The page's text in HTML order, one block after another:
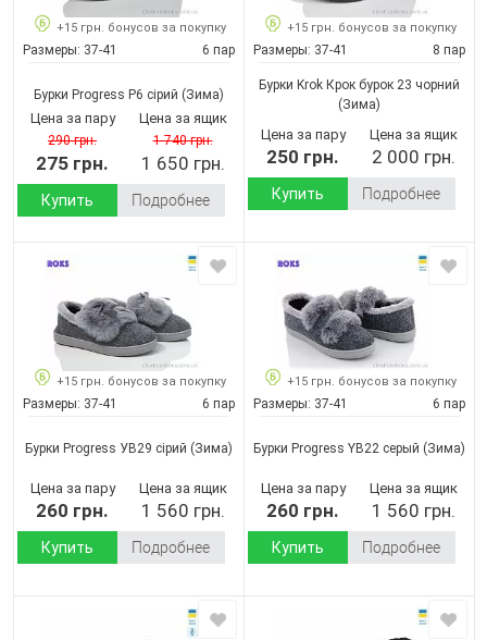
+15 грн. бонусов за покупку
Размеры: 37-41 6 пар
Бурки Progress P6 сірий (Зима)
Цена за пару
290 грн.
275 грн.
Цена за ящик
1 740 грн.
1 650 грн.
Купить Подробнее
+15 грн. бонусов за покупку
Размеры: 37-41 8 пар
Бурки Krok Крок бурок 23 чорний
(Зима)
Цена за пару
250 грн.
Цена за ящик
2 000 грн.
Купить Подробнее
+15 грн. бонусов за покупку
Размеры: 37-41 6 пар
Бурки Progress УВ29 сірий (Зима)
Цена за пару
260 грн.
Цена за ящик
1 560 грн.
Купить Подробнее
+15 грн. бонусов за покупку
Размеры: 37-41 6 пар
Бурки Progress YB22 серый (Зима)
Цена за пару
260 грн.
Цена за ящик
1 560 грн.
Купить Подробнее